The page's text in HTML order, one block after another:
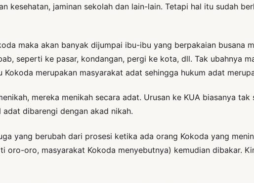
kesehatan, jaminan sekolah dan lain-lain. Tetapi hal itu sudah
maka akan banyak dijumpai ibu-ibu yang berpakaian busana
seperti ke pasar, kondangan, pergi ke kota, dll. Tak ubahnya
Kokoda merupakan masyarakat adat sehingga hukum adat
mereka menikah secara adat. Urusan ke KUA biasanya
dibarengi dengan akad nikah.
yang berubah dari prosesi ketika ada orang Kokoda yang
oro-oro, masyarakat Kokoda menyebutnya) kemudian dibakar.